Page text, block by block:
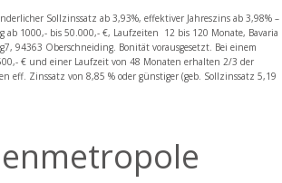
Sollzinssatz ab 3,93%, effektiver Jahreszins ab 3,98% –
ab 1000,- bis 50.000,- €, Laufzeiten 12 bis 120 Monate, Bavaria
94363 Oberschneiding. Bonität vorausgesetzt. Bei einem
€ und einer Laufzeit von 48 Monaten erhalten 2/3 der
eff. Zinssatz von 8,85 % oder günstiger (geb. Sollzinssatz 5,19